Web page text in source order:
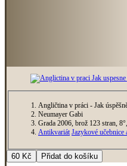
Angličtina v práci - Jak
Neumayer Gabi
Grada 2006, brož 123 stran,
Antikvariát Jazykové